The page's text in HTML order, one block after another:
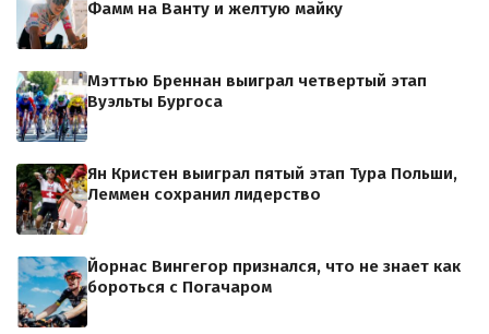
Фамм на Ванту и желтую майку
Мэттью Бреннан выиграл четвертый этап
Вуэльты Бургоса
Ян Кристен выиграл пятый этап Тура Польши,
Леммен сохранил лидерство
Йорнас Вингегор признался, что не знает как
бороться с Погачаром